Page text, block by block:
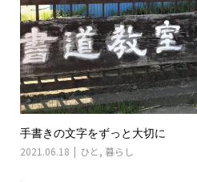
手書きの文字をずっと大切に
2021.06.18 ひと , 暮らし